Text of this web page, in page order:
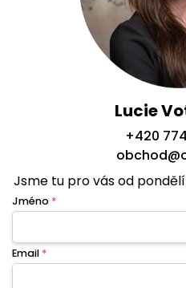
Lucie
+420
Jsme tu pro vás od
Jméno *
Email *